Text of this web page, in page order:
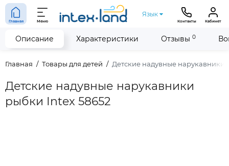
Главная Меню
Язык
Контакты Кабинет
Главная Товары для детей Детские надувные нарукавники
Детские надувные нарукавники
рыбки Intex 58652
Описание Характеристики Отзывы 0